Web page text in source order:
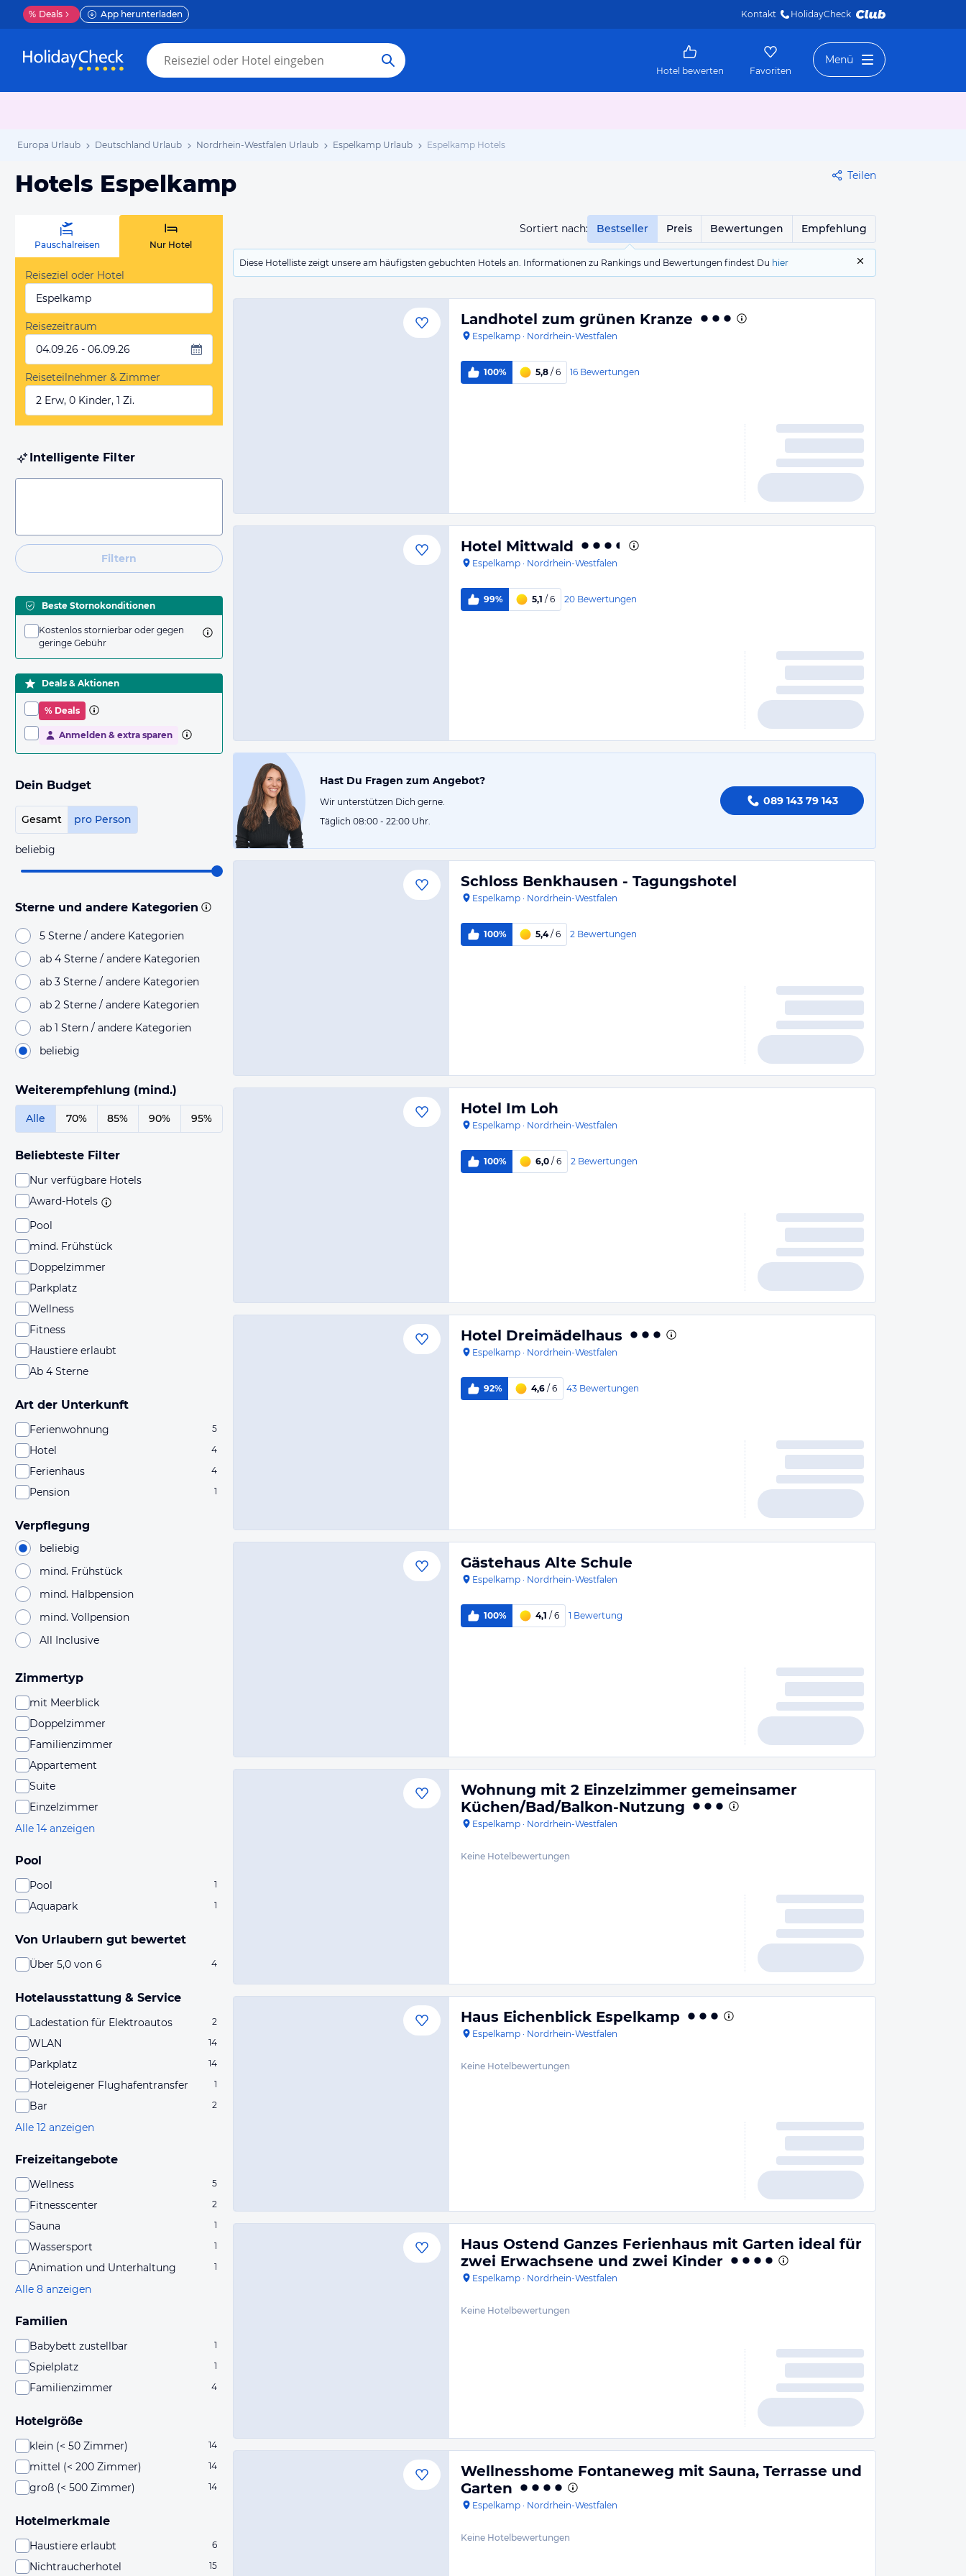
% Deals App herunterladen Kontakt HolidayCheck
Hotel bewerten Favoriten
Menü
Europa Urlaub Deutschland Urlaub Nordrhein-Westfalen Urlaub Espelkamp Urlaub Espelkamp Hotels
Hotels Espelkamp Teilen
Sortiert nach: Bestseller Preis Bewertungen Empfehlung
Diese Hotelliste zeigt unsere am häufigsten gebuchten Hotels an. Informationen zu Rankings und Bewertungen findest Du hier
Pauschalreisen Nur Hotel
Reiseziel oder Hotel
Espelkamp
Reisezeitraum
04.09.26 - 06.09.26
Reiseteilnehmer & Zimmer
2 Erw, 0 Kinder, 1 Zi.
Intelligente Filter
Filtern
Beste Stornokonditionen
Kostenlos stornierbar oder gegen
geringe Gebühr
Deals & Aktionen
% Deals
Anmelden & extra sparen
Dein Budget
Gesamt pro Person
beliebig
Sterne und andere Kategorien
5 Sterne / andere Kategorien
ab 4 Sterne / andere Kategorien
ab 3 Sterne / andere Kategorien
ab 2 Sterne / andere Kategorien
ab 1 Stern / andere Kategorien
beliebig
Weiterempfehlung (mind.)
Alle 70% 85% 90% 95%
Beliebteste Filter
Nur verfügbare Hotels
Award-Hotels
Pool
mind. Frühstück
Doppelzimmer
Parkplatz
Wellness
Fitness
Haustiere erlaubt
Ab 4 Sterne
Art der Unterkunft
Ferienwohnung 5
Hotel 4
Ferienhaus 4
Pension 1
Verpflegung
beliebig
mind. Frühstück
mind. Halbpension
mind. Vollpension
All Inclusive
Zimmertyp
mit Meerblick
Doppelzimmer
Familienzimmer
Appartement
Suite
Einzelzimmer
Alle 14 anzeigen
Pool
Pool 1
Aquapark 1
Von Urlaubern gut bewertet
Über 5,0 von 6 4
Hotelausstattung & Service
Ladestation für Elektroautos 2
WLAN 14
Parkplatz 14
Hoteleigener Flughafentransfer 1
Bar 2
Alle 12 anzeigen
Freizeitangebote
Wellness 5
Fitnesscenter 2
Sauna 1
Wassersport 1
Animation und Unterhaltung 1
Alle 8 anzeigen
Familien
Babybett zustellbar 1
Spielplatz 1
Familienzimmer 4
Hotelgröße
klein (< 50 Zimmer) 14
mittel (< 200 Zimmer) 14
groß (< 500 Zimmer) 14
Hotelmerkmale
Haustiere erlaubt 6
Nichtraucherhotel 15
Landhotel zum grünen Kranze
Espelkamp · Nordrhein-Westfalen
100% 5,8 / 6 16 Bewertungen
Hotel Mittwald
Espelkamp · Nordrhein-Westfalen
99% 5,1 / 6 20 Bewertungen
Hast Du Fragen zum Angebot?
Wir unterstützen Dich gerne.
Täglich 08:00 - 22:00 Uhr.
089 143 79 143
Schloss Benkhausen - Tagungshotel
Espelkamp · Nordrhein-Westfalen
100% 5,4/ 6 2 Bewertungen
Hotel Im Loh
Espelkamp · Nordrhein-Westfalen
100% 6,0 / 6 2 Bewertungen
Hotel Dreimädelhaus
Espelkamp · Nordrhein-Westfalen
92% 4,6 / 6 43 Bewertungen
Gästehaus Alte Schule
Espelkamp · Nordrhein-Westfalen
100% 4,1 / 6 1 Bewertung
Wohnung mit 2 Einzelzimmer gemeinsamer
Küchen/Bad/Balkon-Nutzung
Espelkamp · Nordrhein-Westfalen
Keine Hotelbewertungen
Haus Eichenblick Espelkamp
Espelkamp · Nordrhein-Westfalen
Keine Hotelbewertungen
Haus Ostend Ganzes Ferienhaus mit Garten ideal für
zwei Erwachsene und zwei Kinder
Espelkamp · Nordrhein-Westfalen
Keine Hotelbewertungen
Wellnesshome Fontaneweg mit Sauna, Terrasse und
Garten
Espelkamp · Nordrhein-Westfalen
Keine Hotelbewertungen